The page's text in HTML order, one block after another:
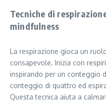
Tecniche di
mindfulness
La respirazione gioca un
consapevole. Inizia con
inspirando per un conteggio
conteggio di quattro ed
Questa tecnica aiuta a